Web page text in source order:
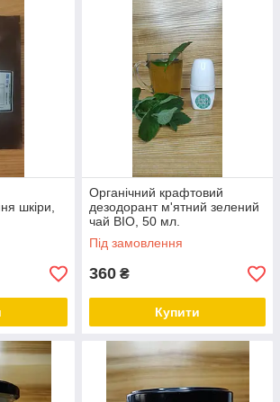
шкіри,
Органічний крафтовий
дезодорант м'ятний зелений
чай BIO, 50 мл.
Під замовлення
360 ₴
Купити